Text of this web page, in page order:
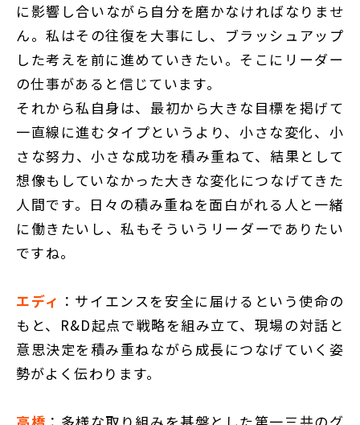
に影響し合いながら自分を磨かなければなりませ
ん。私はその往復を大事にし、ブラッシュアップ
した考えを前に進めていきたい。そこにリーダー
の仕事があると信じています。
それから私自身は、最初から大きな目標を掲げて
一直線に進むタイプというより、小さな変化、小
さな努力、小さな成功を積み重ねて、結果として
想像もしていなかった大きな変化につなげてきた
人間です。日々の積み重ねを面白がれる人と一緒
に働きたいし、私もそういうリーダーでありたい
ですね。
エディ ：サイエンスを安全に届けるという使命の
もと、R&D起点で戦略を組み立て、現場の対話と
意思決定を積み重ねながら成長につなげていく姿
勢がよく伝わります。